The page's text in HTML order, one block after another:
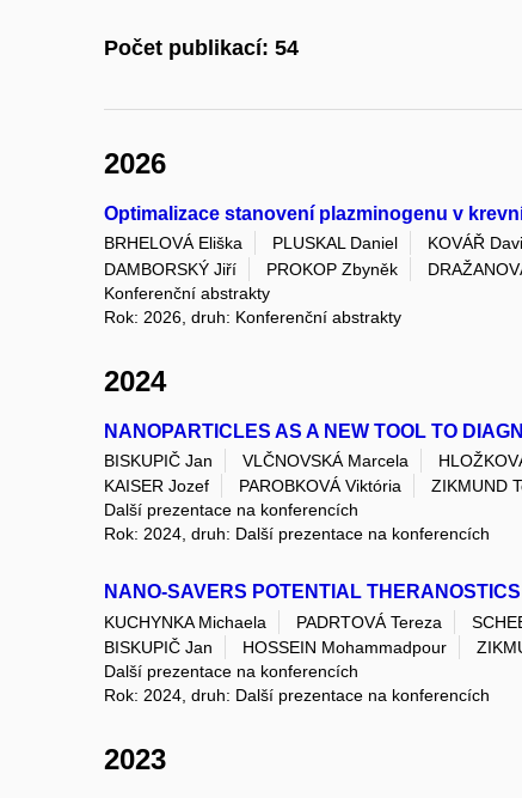
Počet publikací: 54
2026
Optimalizace stanovení plazminogenu v
BRHELOVÁ Eliška PLUSKAL Daniel KOVÁŘ
DAMBORSKÝ Jiří
PROKOP Zbyněk
Konferenční abstrakty
Rok: 2026, druh: Konferenční abstrakty
2024
NANOPARTICLES AS A NEW TOOL TO
BISKUPIČ Jan VLČNOVSKÁ Marcela
KAISER Jozef
PAROBKOVÁ Viktória ZIKMUND
Další prezentace na konferencích
Rok: 2024, druh: Další prezentace na konferencích
NANO-SAVERS POTENTIAL
KUCHYNKA Michaela PADRTOVÁ Tereza
BISKUPIČ Jan
HOSSEIN Mohammadpour
Další prezentace na konferencích
Rok: 2024, druh: Další prezentace na konferencích
2023